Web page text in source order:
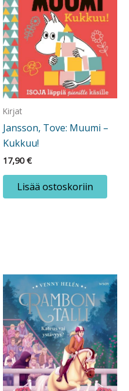
Kirjat
Jansson, Tove: Muumi –
Kukkuu!
17,90€
Lisää ostoskoriin